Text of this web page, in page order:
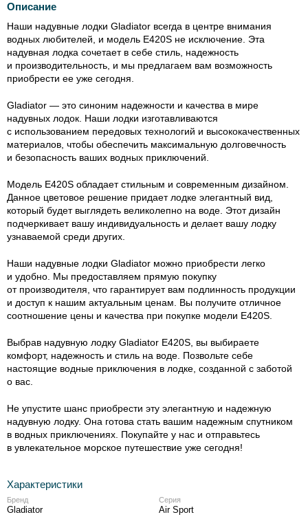
Описание
Наши надувные лодки Gladiator всегда в центре внимания
водных любителей, и модель E420S не исключение. Эта
надувная лодка сочетает в себе стиль, надежность
и производительность, и мы предлагаем вам возможность
приобрести ее уже сегодня.
Gladiator — это синоним надежности и качества в мире
надувных лодок. Наши лодки изготавливаются
с использованием передовых технологий и высококачественных
материалов, чтобы обеспечить максимальную долговечность
и безопасность ваших водных приключений.
Модель E420S обладает стильным и современным дизайном.
Данное цветовое решение придает лодке элегантный вид,
который будет выглядеть великолепно на воде. Этот дизайн
подчеркивает вашу индивидуальность и делает вашу лодку
узнаваемой среди других.
Наши надувные лодки Gladiator можно приобрести легко
и удобно. Мы предоставляем прямую покупку
от производителя, что гарантирует вам подлинность продукции
и доступ к нашим актуальным ценам. Вы получите отличное
соотношение цены и качества при покупке модели E420S.
Выбрав надувную лодку Gladiator E420S, вы выбираете
комфорт, надежность и стиль на воде. Позвольте себе
настоящие водные приключения в лодке, созданной с заботой
о вас.
Не упустите шанс приобрести эту элегантную и надежную
надувную лодку. Она готова стать вашим надежным спутником
в водных приключениях. Покупайте у нас и отправьтесь
в увлекательное морское путешествие уже сегодня!
Характеристики
Бренд
Gladiator
Серия
Air Sport